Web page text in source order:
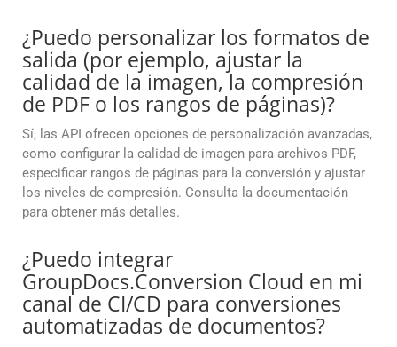
¿Puedo personalizar los formatos de
salida (por ejemplo, ajustar la
calidad de la imagen, la compresión
de PDF o los rangos de páginas)?
Sí, las API ofrecen opciones de personalización avanzadas,
como configurar la calidad de imagen para archivos PDF,
especificar rangos de páginas para la conversión y ajustar
los niveles de compresión. Consulta la documentación
para obtener más detalles.
¿Puedo integrar
GroupDocs.Conversion Cloud en mi
canal de CI/CD para conversiones
automatizadas de documentos?